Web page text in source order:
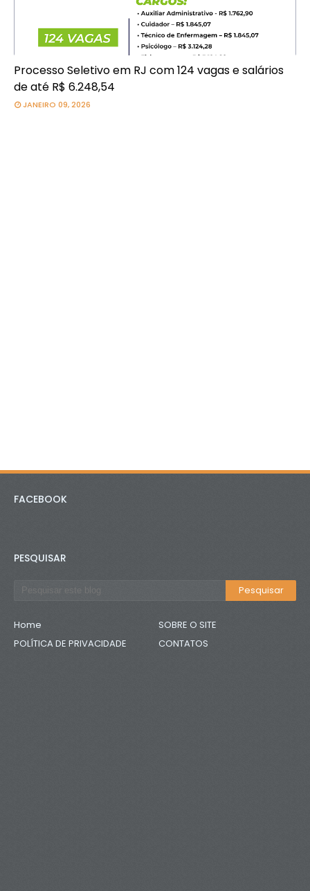
Processo Seletivo em RJ com 124 vagas e salários
de até R$ 6.248,54
JANEIRO 09, 2026
FACEBOOK
PESQUISAR
Home
SOBRE O SITE
POLÍTICA DE PRIVACIDADE
CONTATOS